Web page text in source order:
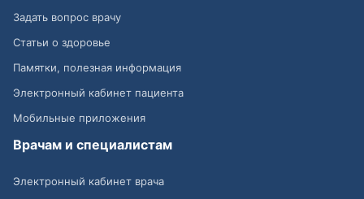
Задать вопрос врачу
Статьи о здоровье
Памятки, полезная информация
Электронный кабинет пациента
Мобильные приложения
Врачам и специалистам
Электронный кабинет врача